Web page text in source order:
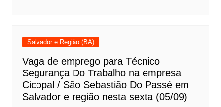
Salvador e Região (BA)
Vaga de emprego para Técnico
Segurança Do Trabalho na empresa
Cicopal / São Sebastião Do Passé em
Salvador e região nesta sexta (05/09)